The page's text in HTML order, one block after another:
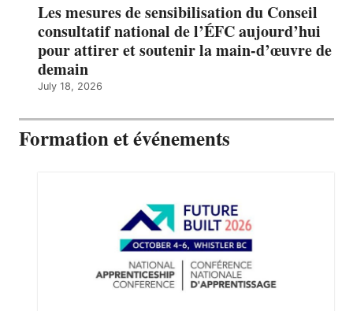
Les mesures de sensibilisation du Conseil
consultatif national de l’ÉFC aujourd’hui
pour attirer et soutenir la main-d’œuvre de
demain
July 18, 2026
Formation et événements